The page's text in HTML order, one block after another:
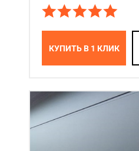
КУПИТЬ В 1 КЛИК